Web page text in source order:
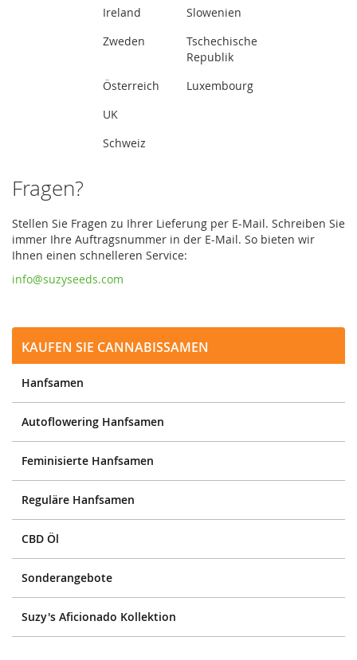
Ireland
Slowenien
Zweden
Tschechische
Republik
Österreich
Luxembourg
UK
Schweiz
Fragen?
Stellen Sie Fragen zu Ihrer Lieferung per E-Mail. Schreiben Sie
immer Ihre Auftragsnummer in der E-Mail. So bieten wir
Ihnen einen schnelleren Service:
info@suzyseeds.com
Kaufen Sie Cannabissamen
Hanfsamen
Autoflowering Hanfsamen
Feminisierte Hanfsamen
Reguläre Hanfsamen
CBD Öl
Sonderangebote
Suzy's Aficionado Kollektion